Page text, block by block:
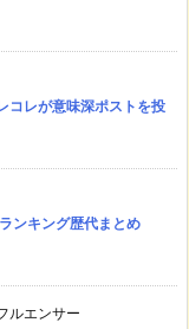
コレが意味深ポストを投
ンキング歴代まとめ
ルエンサー